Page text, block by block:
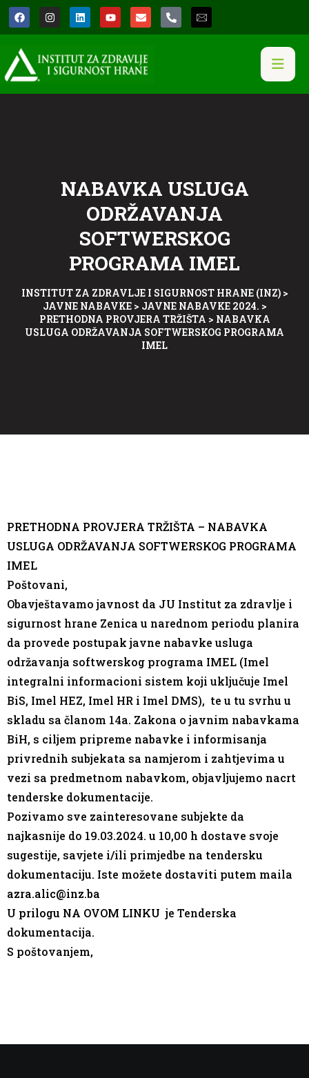
NABAVKA USLUGA
ODRŽAVANJA
SOFTWERSKOG
PROGRAMA IMEL
INSTITUT ZA ZDRAVLJE I SIGURNOST HRANE (INZ)>
JAVNE NABAVKE> JAVNE NABAVKE 2024. >
PRETHODNA PROVJERA TRŽIŠTA > NABAVKA
USLUGA ODRŽAVANJA SOFTWERSKOG PROGRAMA
IMEL
PRETHODNA PROVJERA TRŽIŠTA – NABAVKA
USLUGA ODRŽAVANJA SOFTWERSKOG PROGRAMA
IMEL
Poštovani,
Obavještavamo javnost da JU Institut za zdravlje i
sigurnost hrane Zenica u narednom periodu planira
da provede postupak javne nabavke usluga
održavanja softwerskog programa IMEL (Imel
integralni informacioni sistem koji uključuje Imel
BiS, Imel HEZ, Imel HR i Imel DMS), te u tu svrhu u
skladu sa članom 14a. Zakona o javnim nabavkama
BiH, s ciljem pripreme nabavke i informisanja
privrednih subjekata sa namjerom i zahtjevima u
vezi sa predmetnom nabavkom, objavljujemo nacrt
tenderske dokumentacije.
Pozivamo sve zainteresovane subjekte da
najkasnije do 19.03.2024. u 10,00 h dostave svoje
sugestije, savjete i/ili primjedbe na tendersku
dokumentaciju. Iste možete dostaviti putem maila
azra.alic@inz.ba
U prilogu NA OVOM LINKU je Tenderska
dokumentacija.
S poštovanjem,